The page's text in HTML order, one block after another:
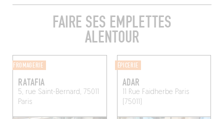
FAIRE SES EMPLETTES
ALENTOUR
FROMAGERIE
RATAFIA
5, rue Saint-Bernard, 75011
Paris
ÉPICERIE
ADAR
11 Rue Faidherbe Paris
(75011)